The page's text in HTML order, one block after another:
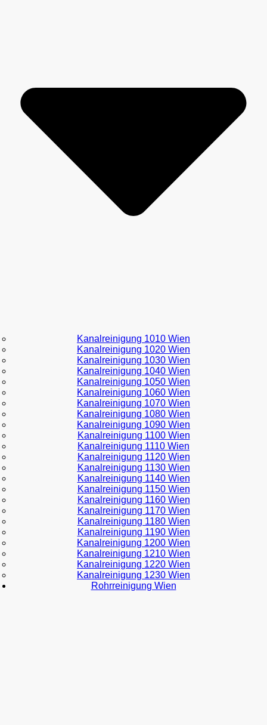
Kanalreinigung 1010 Wien
Kanalreinigung 1020 Wien
Kanalreinigung 1030 Wien
Kanalreinigung 1040 Wien
Kanalreinigung 1050 Wien
Kanalreinigung 1060 Wien
Kanalreinigung 1070 Wien
Kanalreinigung 1080 Wien
Kanalreinigung 1090 Wien
Kanalreinigung 1100 Wien
Kanalreinigung 1110 Wien
Kanalreinigung 1120 Wien
Kanalreinigung 1130 Wien
Kanalreinigung 1140 Wien
Kanalreinigung 1150 Wien
Kanalreinigung 1160 Wien
Kanalreinigung 1170 Wien
Kanalreinigung 1180 Wien
Kanalreinigung 1190 Wien
Kanalreinigung 1200 Wien
Kanalreinigung 1210 Wien
Kanalreinigung 1220 Wien
Kanalreinigung 1230 Wien
Rohrreinigung Wien